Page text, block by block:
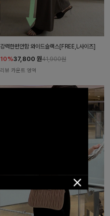
강력한편안함 와이드슬랙스[FREE,L사이즈]
10%37,800 원41,900원
리뷰 카운트 영역